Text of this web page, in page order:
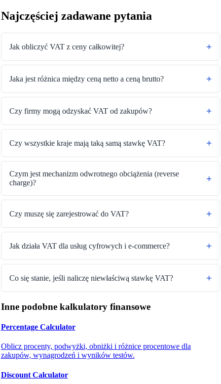
Najczęściej zadawane pytania
Jak obliczyć VAT z ceny całkowitej?
Jaka jest różnica między ceną netto a ceną brutto?
Czy firmy mogą odzyskać VAT od zakupów?
Czy wszystkie kraje mają taką samą stawkę VAT?
Czym jest mechanizm odwrotnego obciążenia (reverse
charge)?
Czy muszę się zarejestrować do VAT?
Jak działa VAT dla usług cyfrowych i e-commerce?
Co się stanie, jeśli naliczę niewłaściwą stawkę VAT?
Inne podobne kalkulatory finansowe
Percentage Calculator
Oblicz procenty, podwyżki, obniżki i różnice procentowe dla
zakupów, wynagrodzeń i wyników testów.
Discount Calculator